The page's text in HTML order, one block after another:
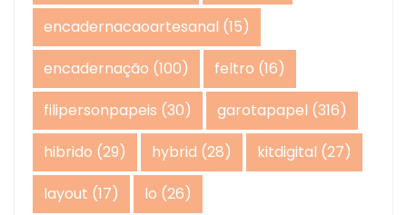
encadernacaoartesanal (15)
encadernação (100) feltro (16)
filipersonpapeis (30) garotapapel (316)
hibrido (29) hybrid (28) kitdigital (27)
layout (17) lo (26)